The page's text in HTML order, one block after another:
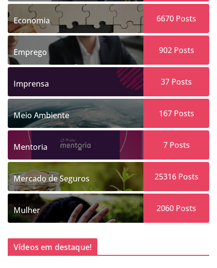
Economia 6670 Posts
Emprego 902Posts
Imprensa 37 Posts
Meio Ambiente 167Posts
Mentoria 7Posts
Mercado de Seguros 25316Posts
Mulher 2060 Posts
Vídeos em destaque!